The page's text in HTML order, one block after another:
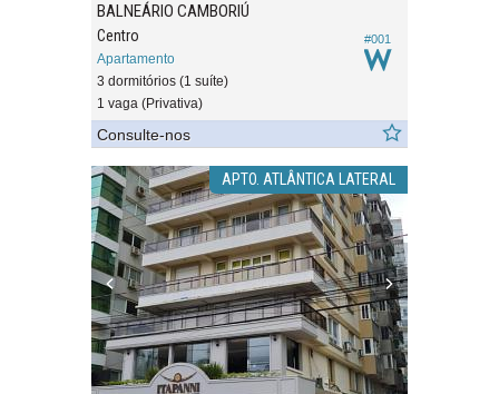
#001
BALNEÁRIO CAMBORIÚ
Centro
Apartamento
3 dormitórios (1 suíte)
1 vaga (Privativa)
Consulte-nos
APTO. ATLÂNTICA LATERAL